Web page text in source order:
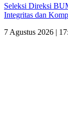
Seleksi Direksi
Integritas dan
7 Agustus 2026 |